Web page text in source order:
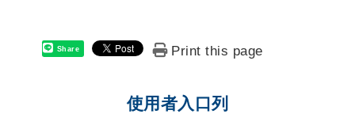
Share Print this page
使用者入口列